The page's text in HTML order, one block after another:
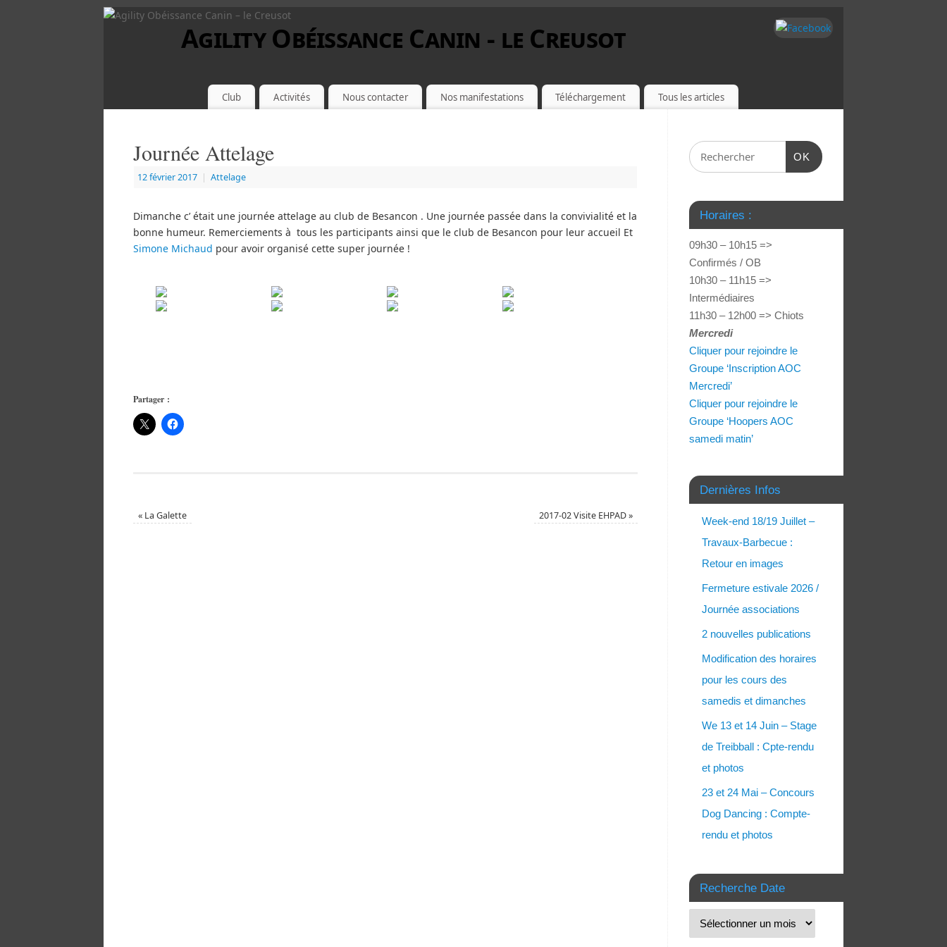
Agility Obéissance Canin - le Creusot
Club Activités Nous contacter Nos manifestations Téléchargement Tous les articles
Journée Attelage
12 février 2017 | Attelage
Dimanche c’ était une journée attelage au club de Besancon . Une journée passée dans la convivialité et la
bonne humeur. Remerciements à tous les participants ainsi que le club de Besancon pour leur accueil Et
Simone Michaud pour avoir organisé cette super journée !
Partager :
« La Galette 2017-02 Visite EHPAD»
OK
Horaires :
09h30 – 10h15 =>
Confirmés / OB
10h30 – 11h15 =>
Intermédiaires
11h30 – 12h00 => Chiots
Mercredi
Cliquer pour rejoindre le
Groupe ‘Inscription AOC
Mercredi’
Cliquer pour rejoindre le
Groupe ‘Hoopers AOC
samedi matin’
Dernières Infos
Week-end 18/19 Juillet –
Travaux-Barbecue :
Retour en images
Fermeture estivale 2026 /
Journée associations
2 nouvelles publications
Modification des horaires
pour les cours des
samedis et dimanches
We 13 et 14 Juin – Stage
de Treibball : Cpte-rendu
et photos
23 et 24 Mai – Concours
Dog Dancing : Compte-
rendu et photos
Recherche Date